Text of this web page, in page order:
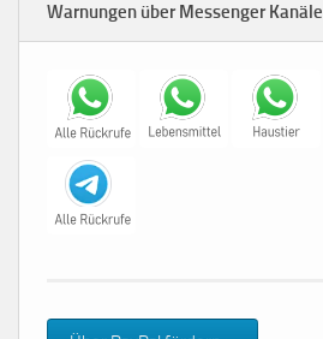
Warnungen über Messenger Kanäle